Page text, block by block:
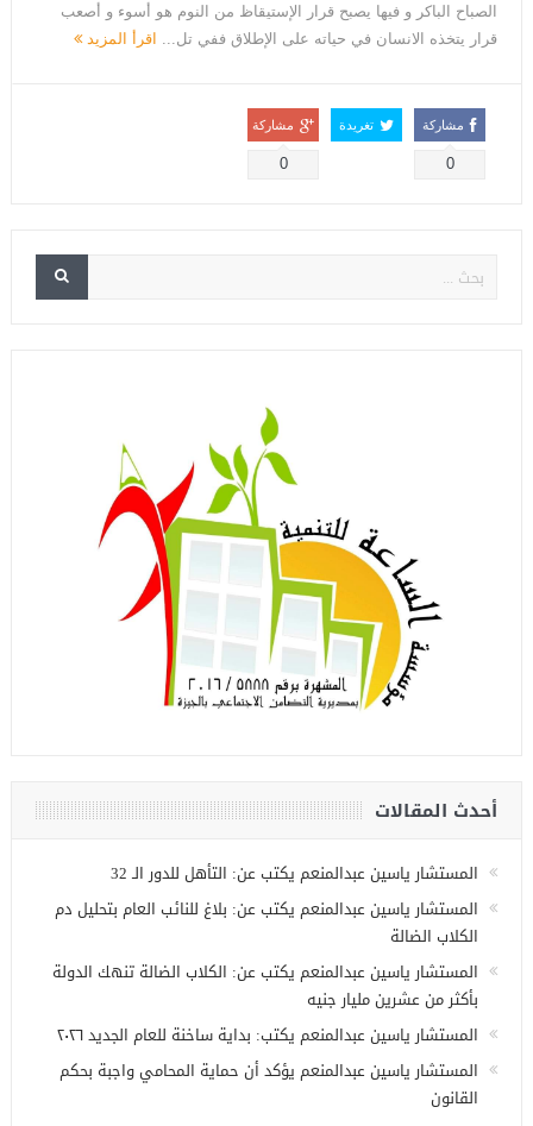
الصباح الباكر و فيها يصبح قرار الإستيقاظ من النوم هو أسوء و أصعب
قرار يتخذه الانسان في حياته على الإطلاق ففي تل... اقرأ المزيد
مشاركة
0
تغريدة مشاركة
0
أحدث المقالات
المستشار ياسين عبدالمنعم يكتب عن: التأهل للدور الـ 32
المستشار ياسين عبدالمنعم يكتب عن: بلاغ للنائب العام بتحليل دم
الكلاب الضالة
المستشار ياسين عبدالمنعم يكتب عن: الكلاب الضالة تنهك الدولة
بأكثر من عشرين مليار جنيه
المستشار ياسين عبدالمنعم يكتب: بداية ساخنة للعام الجديد ٢٠٢٦
المستشار ياسين عبدالمنعم يؤكد أن حماية المحامي واجبة بحكم
القانون